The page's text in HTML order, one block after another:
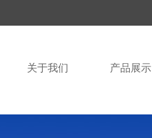
关于我们 产品展示